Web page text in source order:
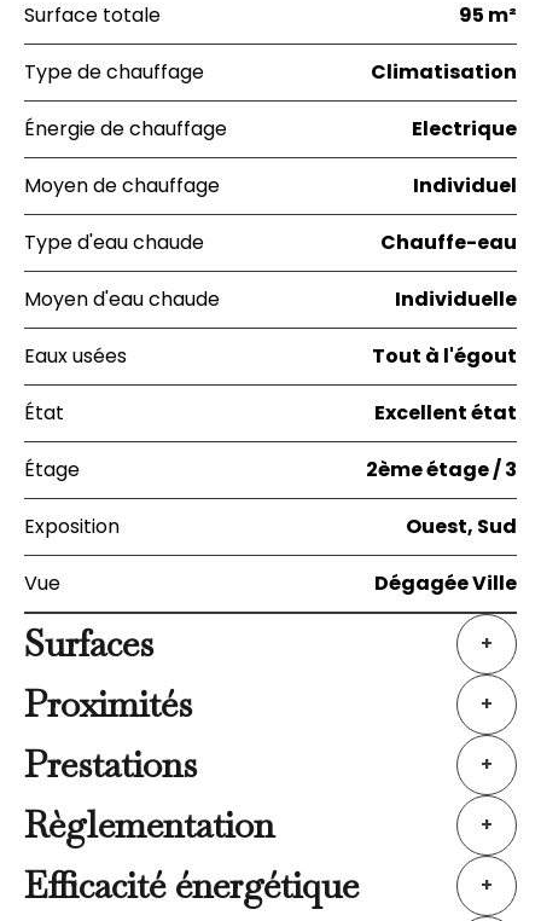
Surface totale 95 m²
Type de chauffage Climatisation
Énergie de chauffage Electrique
Moyen de chauffage Individuel
Type d'eau chaude Chauffe-eau
Moyen d'eau chaude Individuelle
Eaux usées Tout à l'égout
État Excellent état
Étage 2ème étage / 3
Exposition Ouest, Sud
Vue Dégagée Ville
Surfaces +
Proximités +
Prestations +
Règlementation +
Efficacité énergétique +